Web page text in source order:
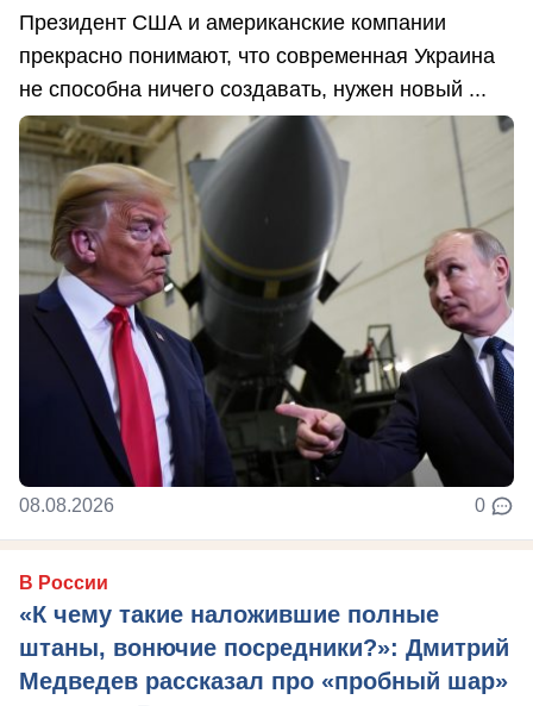
Президент США и американские компании
прекрасно понимают, что современная Украина
не способна ничего создавать, нужен новый ...
08.08.2026 0
В России
«К чему такие наложившие полные
штаны, вонючие посредники?»: Дмитрий
Медведев рассказал про «пробный шар»